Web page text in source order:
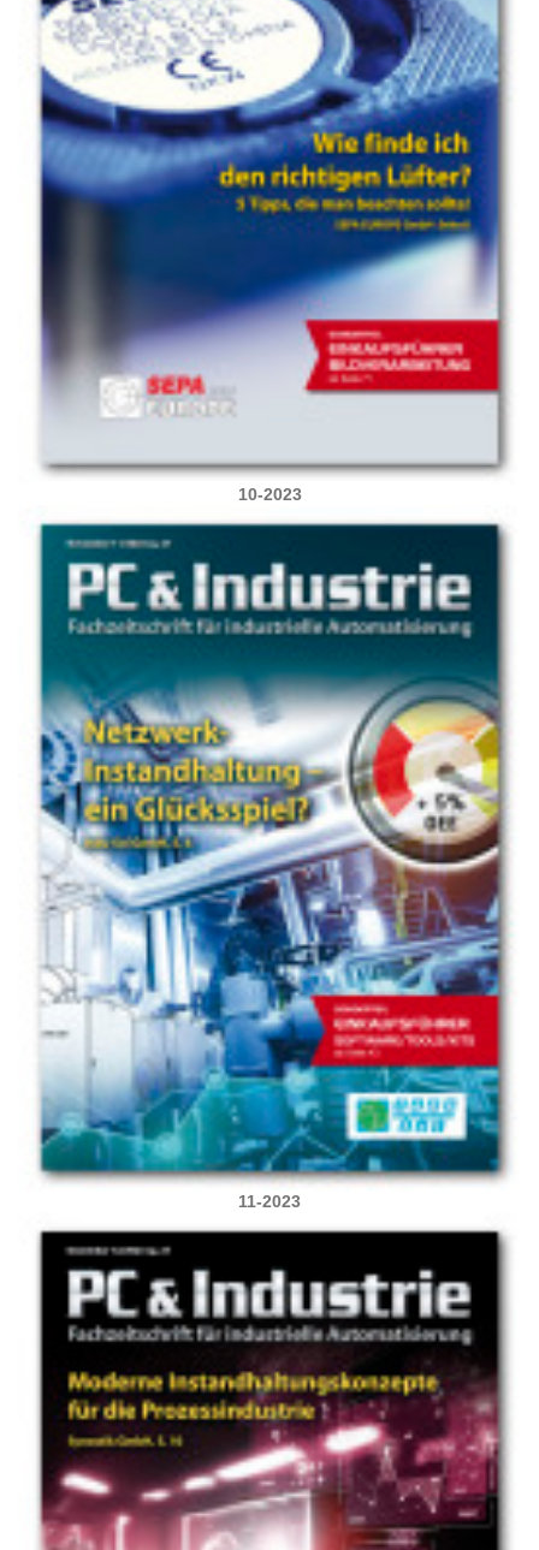
10-2023
11-2023